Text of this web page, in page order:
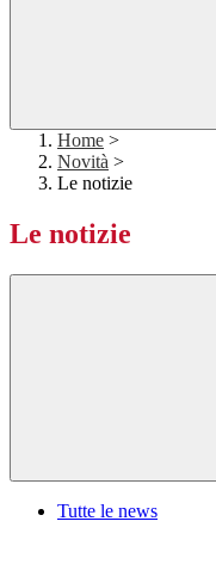
Home >
Novità >
Le notizie
Le notizie
Tutte le news